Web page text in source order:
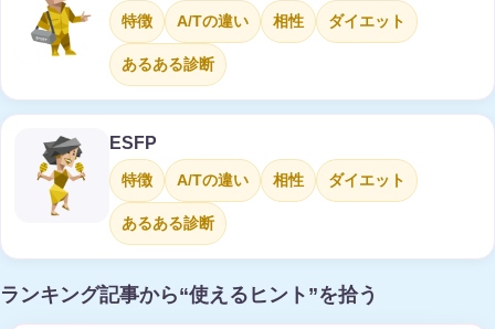
特徴 A/Tの違い 相性 ダイエット
あるある診断
ESFP
特徴 A/Tの違い 相性 ダイエット
あるある診断
ランキング記事から“使えるヒント”を拾う